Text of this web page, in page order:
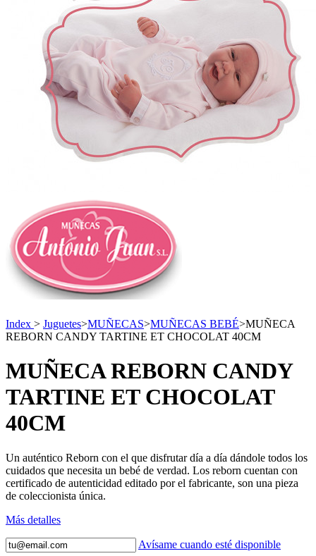
Index > Juguetes>MUÑECAS>MUÑECAS BEBÉ>MUÑECA
REBORN CANDY TARTINE ET CHOCOLAT 40CM
MUÑECA REBORN CANDY
TARTINE ET CHOCOLAT
40CM
Un auténtico Reborn con el que disfrutar día a día dándole todos los
cuidados que necesita un bebé de verdad. Los reborn cuentan con
certificado de autenticidad editado por el fabricante, son una pieza
de coleccionista única.
Más detalles
Avísame cuando esté disponible